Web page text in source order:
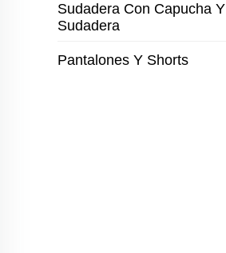
Sudadera Con Capucha Y
Sudadera
Pantalones Y Shorts